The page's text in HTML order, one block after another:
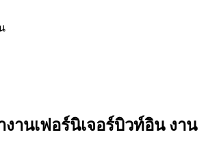
านเฟอร์นิเจอร์บิวท์อิน งาน